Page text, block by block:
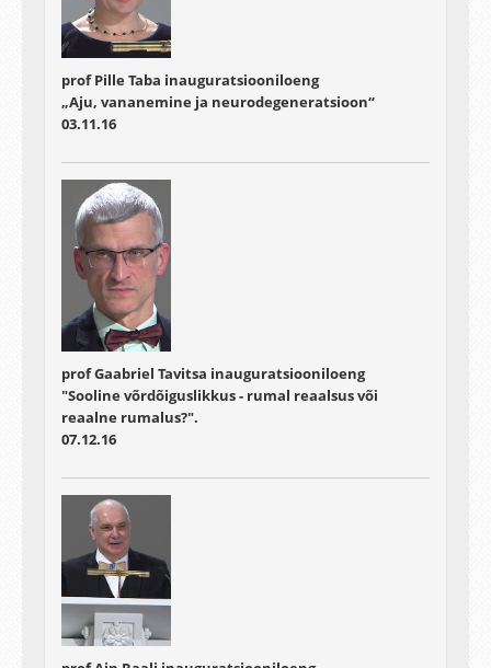
prof Pille Taba inauguratsiooniloeng
„Aju, vananemine ja neurodegeneratsioon“
03.11.16
prof Gaabriel Tavitsa inauguratsiooniloeng
"Sooline võrdõiguslikkus - rumal reaalsus või
reaalne rumalus?".
07.12.16